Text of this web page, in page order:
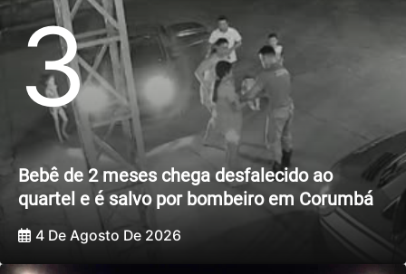
3
Bebê de 2 meses chega desfalecido ao
quartel e é salvo por bombeiro em Corumbá
4 De Agosto De 2026